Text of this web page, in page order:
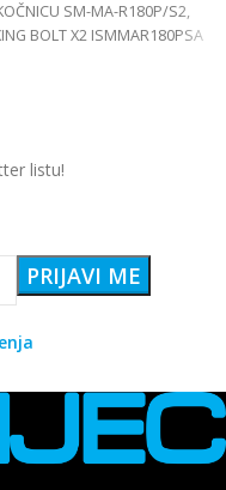
SM-MA-R180P/S2,
BOLT X2 ISMMAR180PSA
listu!